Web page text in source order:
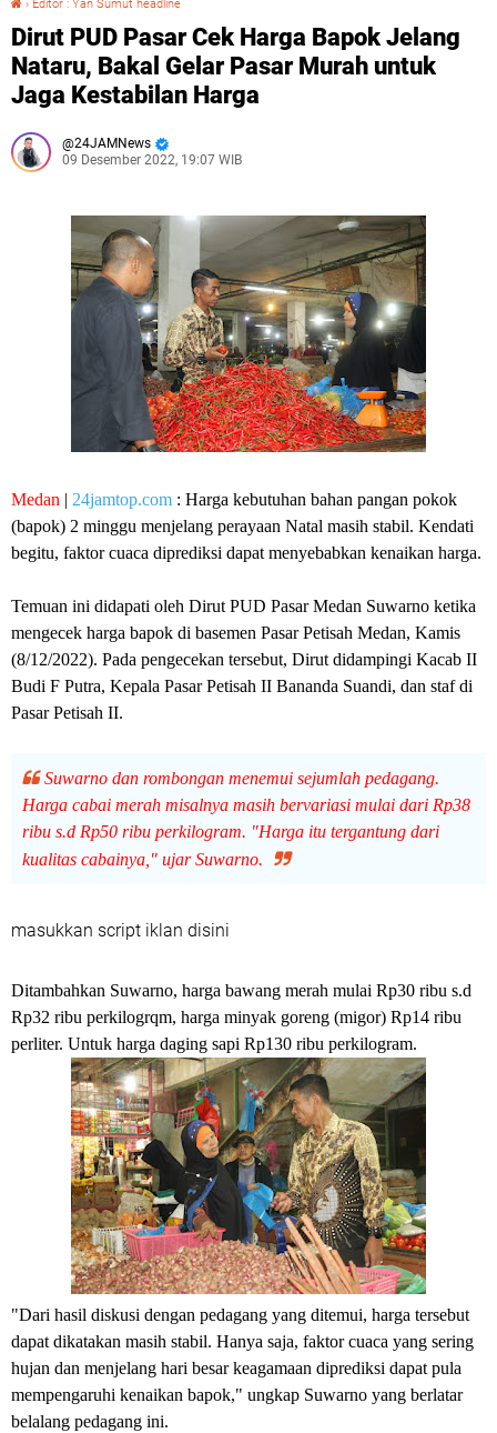
› Editor : Yan Sumut headline
Dirut PUD Pasar Cek Harga Bapok Jelang
Nataru, Bakal Gelar Pasar Murah untuk
Jaga Kestabilan Harga
24JAMNews
09 Desember 2022, 19:07 WIB
Medan | 24jamtop.com : Harga kebutuhan bahan pangan pokok
(bapok) 2 minggu menjelang perayaan Natal masih stabil. Kendati
begitu, faktor cuaca diprediksi dapat menyebabkan kenaikan harga.
Temuan ini didapati oleh Dirut PUD Pasar Medan Suwarno ketika
mengecek harga bapok di basemen Pasar Petisah Medan, Kamis
(8/12/2022). Pada pengecekan tersebut, Dirut didampingi Kacab II
Budi F Putra, Kepala Pasar Petisah II Bananda Suandi, dan staf di
Pasar Petisah II.
Suwarno dan rombongan menemui sejumlah pedagang.
Harga cabai merah misalnya masih bervariasi mulai dari Rp38
ribu s.d Rp50 ribu perkilogram. "Harga itu tergantung dari
kualitas cabainya," ujar Suwarno.
masukkan script iklan disini
Ditambahkan Suwarno, harga bawang merah mulai Rp30 ribu s.d
Rp32 ribu perkilogrqm, harga minyak goreng (migor) Rp14 ribu
perliter. Untuk harga daging sapi Rp130 ribu perkilogram.
"Dari hasil diskusi dengan pedagang yang ditemui, harga tersebut
dapat dikatakan masih stabil. Hanya saja, faktor cuaca yang sering
hujan dan menjelang hari besar keagamaan diprediksi dapat pula
mempengaruhi kenaikan bapok," ungkap Suwarno yang berlatar
belalang pedagang ini.